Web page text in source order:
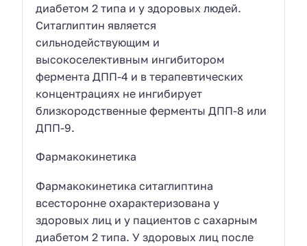
диабетом 2 типа и у здоровых людей.
Ситаглиптин является
сильнодействующим и
высокоселективным ингибитором
фермента ДПП-4 и в терапевтических
концентрациях не ингибирует
близкородственные ферменты ДПП-8 или
ДПП-9.
Фармакокинетика
Фармакокинетика ситаглиптина
всесторонне охарактеризована у
здоровых лиц и у пациентов с сахарным
диабетом 2 типа. У здоровых лиц после